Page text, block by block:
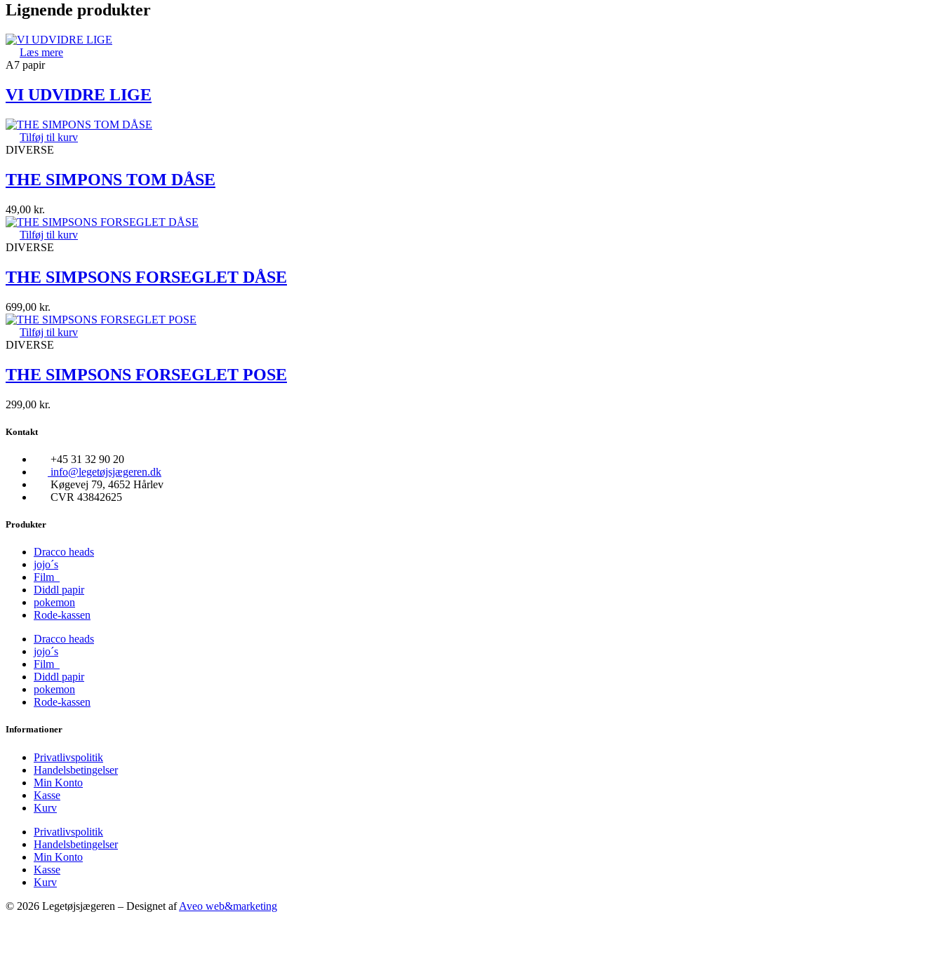
Lignende produkter
Læs mere
A7 papir
VI UDVIDRE LIGE
Tilføj til kurv
DIVERSE
THE SIMPONS TOM DÅSE
49,00 kr.
Tilføj til kurv
DIVERSE
THE SIMPSONS FORSEGLET DÅSE
699,00 kr.
Tilføj til kurv
DIVERSE
THE SIMPSONS FORSEGLET POSE
299,00 kr.
Kontakt
+45 31 32 90 20
info@legetøjsjægeren.dk
Køgevej 79, 4652 Hårlev
CVR 43842625
Produkter
Dracco heads
jojo´s
Film
Diddl papir
pokemon
Rode-kassen
Dracco heads
jojo´s
Film
Diddl papir
pokemon
Rode-kassen
Informationer
Privatlivspolitik
Handelsbetingelser
Min Konto
Kasse
Kurv
Privatlivspolitik
Handelsbetingelser
Min Konto
Kasse
Kurv
© 2026 Legetøjsjægeren – Designet afAveo web&marketing